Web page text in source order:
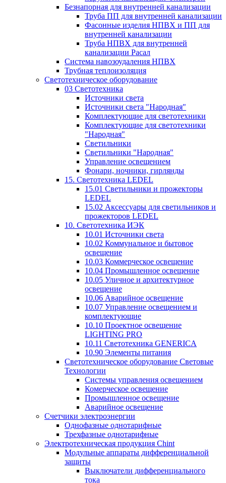
Безнапорная для внутренней канализации
Труба ПП для внутренней канализации
Фасонные изделия НПВХ и ПП для
внутренней канализации
Труба НПВХ для внутренней
канализации Расал
Система навозоудаления НПВХ
Трубная теплоизоляция
Светотехническое оборудование
03 Светотехника
Источники света
Источники света "Народная"
Комплектующие для светотехники
Комплектующие для светотехники
"Народная"
Светильники
Светильники "Народная"
Управление освещением
Фонари, ночники, гирлянды
15. Светотехника LEDEL
15.01 Светильники и прожекторы
LEDEL
15.02 Аксессуары для светильников и
прожекторов LEDEL
10. Светотехника ИЭК
10.01 Источники света
10.02 Коммунальное и бытовое
освещение
10.03 Коммерческое освещение
10.04 Промышленное освещение
10.05 Уличное и архитектурное
освещение
10.06 Аварийное освещение
10.07 Управление освещением и
комплектующие
10.10 Проектное освещение
LIGHTING PRO
10.11 Светотехника GENERICA
10.90 Элементы питания
Светотехническое оборудование Световые
Технологии
Системы управления освещением
Комерческое освещение
Промышленное освещение
Аварийное освещение
Счетчики электроэнергии
Однофазные однотарифные
Трехфазные однотарифные
Электротехническая продукция Chint
Модульные аппараты дифференциальной
защиты
Выключатели дифференциального
тока